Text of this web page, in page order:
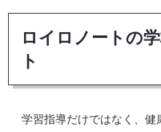
ロイロノートの
ト
学習指導だけではなく、